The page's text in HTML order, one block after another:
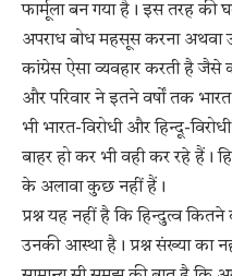
फार्मूला बन गया है। इस तरह
अपराध बोध महसूस करना अथवा
कांग्रेस ऐसा व्यवहार करती है जैसे
और परिवार ने इतने वर्षों तक
भी भारत-विरोधी और हिन्दू-
बाहर हो कर भी वही कर रहे हैं।
के अलावा कुछ नहीं हैं।
प्रश्न यह नहीं है कि हिन्दुत्व
उनकी आस्था है। प्रश्न संख्या का